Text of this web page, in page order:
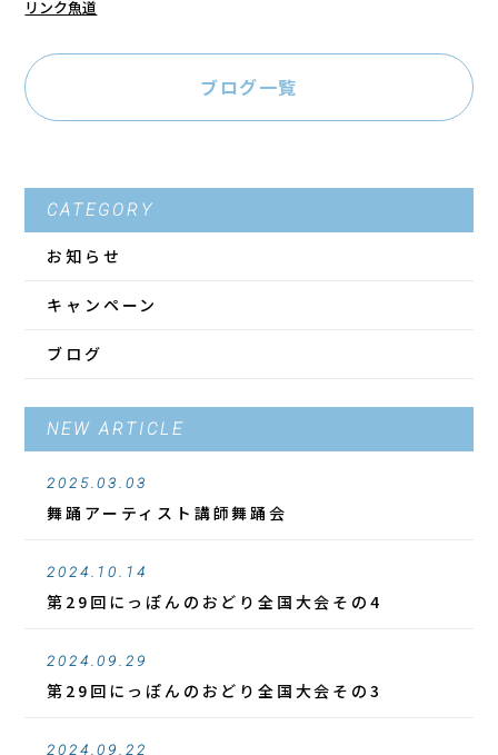
リンク魚道
ブログ一覧
CATEGORY
お知らせ
キャンペーン
ブログ
NEW ARTICLE
2025.03.03
舞踊アーティスト講師舞踊会
2024.10.14
第29回にっぽんのおどり全国大会その4
2024.09.29
第29回にっぽんのおどり全国大会その3
2024.09.22